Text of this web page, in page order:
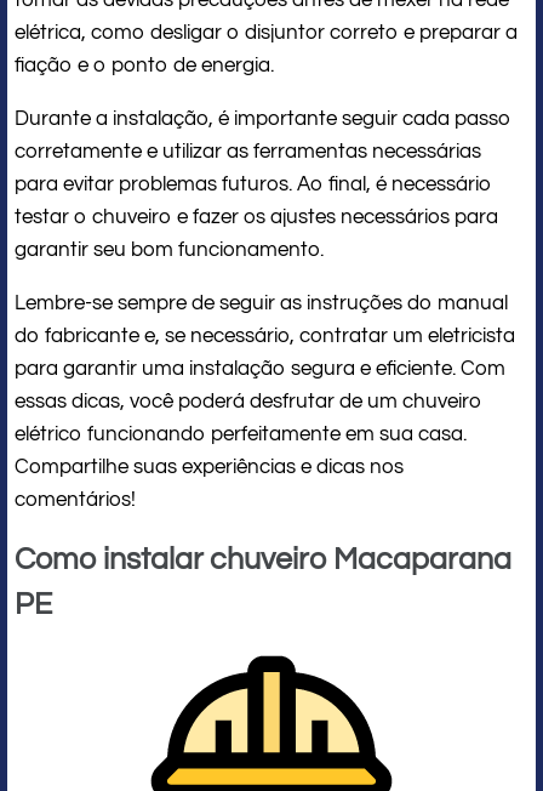
elétrica, como desligar o disjuntor correto e preparar a
fiação e o ponto de energia.
Durante a instalação, é importante seguir cada passo
corretamente e utilizar as ferramentas necessárias
para evitar problemas futuros. Ao final, é necessário
testar o chuveiro e fazer os ajustes necessários para
garantir seu bom funcionamento.
Lembre-se sempre de seguir as instruções do manual
do fabricante e, se necessário, contratar um eletricista
para garantir uma instalação segura e eficiente. Com
essas dicas, você poderá desfrutar de um chuveiro
elétrico funcionando perfeitamente em sua casa.
Compartilhe suas experiências e dicas nos
comentários!
Como instalar chuveiro Macaparana
PE